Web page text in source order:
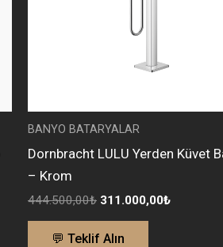
BANYO BATARYALAR
Dornbracht LULU Yerden Küvet
– Krom
444.500,00₺ 311.000,00₺
💬 Teklif Alın